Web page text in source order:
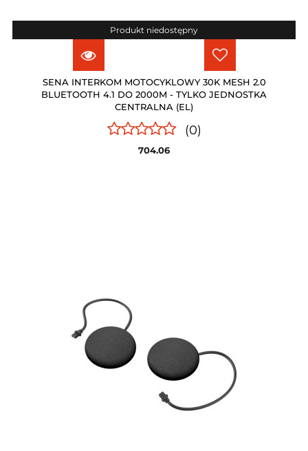
Produkt niedostępny
SENA INTERKOM MOTOCYKLOWY 30K MESH 2.0
BLUETOOTH 4.1 DO 2000M - TYLKO JEDNOSTKA
CENTRALNA (EL)
(0)
704.06